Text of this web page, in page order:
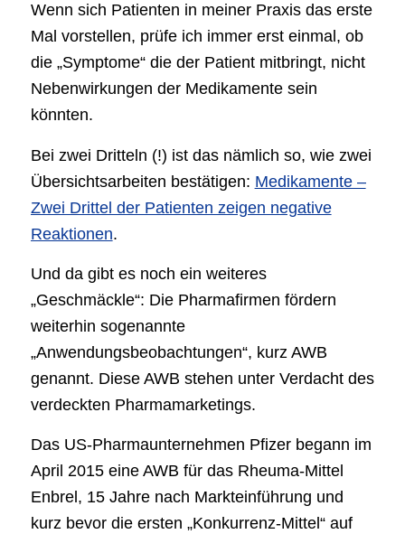
Wenn sich Patienten in meiner Praxis das erste
Mal vorstellen, prüfe ich immer erst einmal, ob
die „Symptome“ die der Patient mitbringt, nicht
Nebenwirkungen der Medikamente sein
könnten.
Bei zwei Dritteln (!) ist das nämlich so, wie zwei
Übersichtsarbeiten bestätigen: Medikamente –
Zwei Drittel der Patienten zeigen negative
Reaktionen.
Und da gibt es noch ein weiteres
„Geschmäckle“: Die Pharmafirmen fördern
weiterhin sogenannte
„Anwendungsbeobachtungen“, kurz AWB
genannt. Diese AWB stehen unter Verdacht des
verdeckten Pharmamarketings.
Das US-Pharmaunternehmen Pfizer begann im
April 2015 eine AWB für das Rheuma-Mittel
Enbrel, 15 Jahre nach Markteinführung und
kurz bevor die ersten „Konkurrenz-Mittel“ auf